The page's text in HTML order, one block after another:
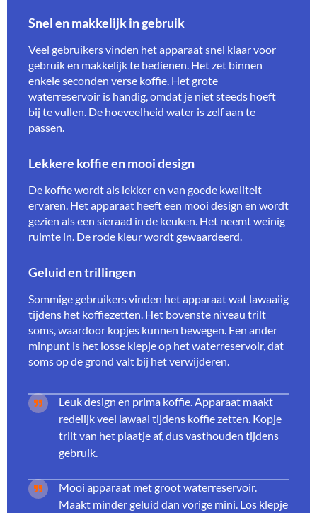
Snel en makkelijk in gebruik
Veel gebruikers vinden het apparaat snel klaar voor
gebruik en makkelijk te bedienen. Het zet binnen
enkele seconden verse koffie. Het grote
waterreservoir is handig, omdat je niet steeds hoeft
bij te vullen. De hoeveelheid water is zelf aan te
passen.
Lekkere koffie en mooi design
De koffie wordt als lekker en van goede kwaliteit
ervaren. Het apparaat heeft een mooi design en wordt
gezien als een sieraad in de keuken. Het neemt weinig
ruimte in. De rode kleur wordt gewaardeerd.
Geluid en trillingen
Sommige gebruikers vinden het apparaat wat lawaaiig
tijdens het koffiezetten. Het bovenste niveau trilt
soms, waardoor kopjes kunnen bewegen. Een ander
minpunt is het losse klepje op het waterreservoir, dat
soms op de grond valt bij het verwijderen.
Leuk design en prima koffie. Apparaat maakt
redelijk veel lawaai tijdens koffie zetten. Kopje
trilt van het plaatje af, dus vasthouden tijdens
gebruik.
Mooi apparaat met groot waterreservoir.
Maakt minder geluid dan vorige mini. Los klepje